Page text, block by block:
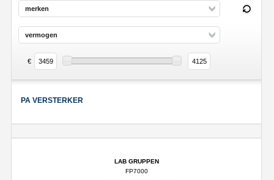
merken
vermogen
€
PA VERSTERKER
LAB GRUPPEN
FP7000